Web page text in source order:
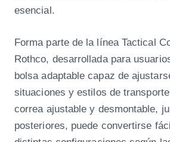
0
e
g
r
o
c
a
esencial.
Forma parte de la línea Tactical
Rothco, desarrollada para
bolsa adaptable capaz de
situaciones y estilos de
correa ajustable y desmontable,
posteriores, puede convertirse